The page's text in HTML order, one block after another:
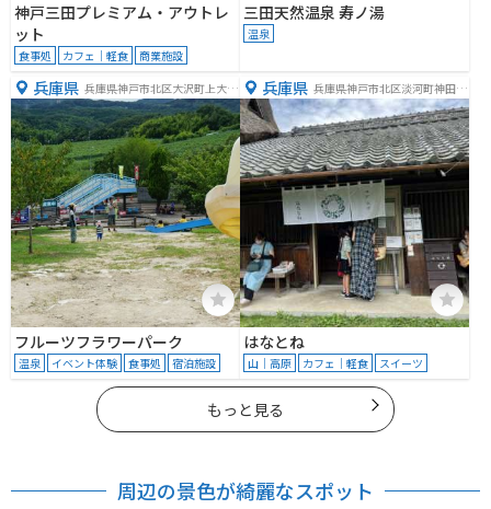
神戸三田プレミアム・アウトレ
ット
食事処 カフェ｜軽食 商業施設
三田天然温泉 寿ノ湯
温泉
兵庫県 兵庫県神戸市北区大沢町上大沢
２１５０
フルーツフラワーパーク
温泉 イベント体験 食事処 宿泊施設
兵庫県 兵庫県神戸市北区淡河町神田１
４３−２
はなとね
山｜高原 カフェ｜軽食 スイーツ
もっと見る
周辺の景色が綺麗なスポット